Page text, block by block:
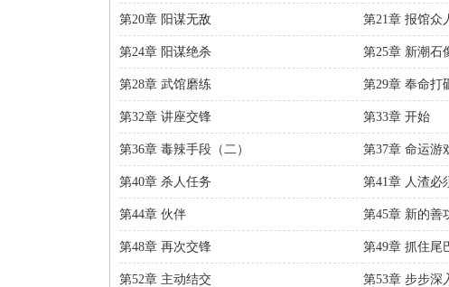
第20章 阳谋无敌 第21章 报馆众
第24章 阳谋绝杀 第25章 新潮石
第28章 武馆磨练 第29章 奉命打
第32章 讲座交锋 第33章 开始
第36章 毒辣手段（二） 第37章 命运游
第40章 杀人任务 第41章 人渣必
第44章 伙伴 第45章 新的善
第48章 再次交锋 第49章 抓住尾
第52章 主动结交 第53章 步步深